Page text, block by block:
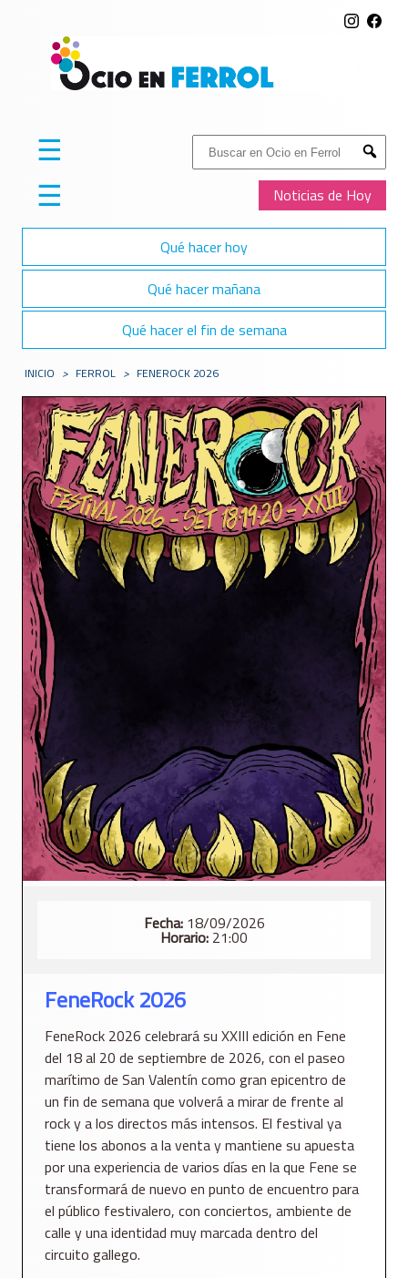
Buscar:
Submit
Noticias de Hoy
☰
☰
Qué hacer hoy
Qué hacer mañana
Qué hacer el fin de semana
INICIO > FERROL > FENEROCK 2026
Fecha:18/09/2026
Horario: 21:00
FeneRock 2026
FeneRock 2026 celebrará su XXIII edición en Fene
del 18 al 20 de septiembre de 2026, con el paseo
marítimo de San Valentín como gran epicentro de
un fin de semana que volverá a mirar de frente al
rock y a los directos más intensos. El festival ya
tiene los abonos a la venta y mantiene su apuesta
por una experiencia de varios días en la que Fene se
transformará de nuevo en punto de encuentro para
el público festivalero, con conciertos, ambiente de
calle y una identidad muy marcada dentro del
circuito gallego.